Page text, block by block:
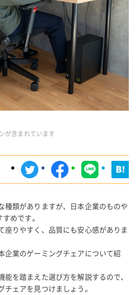
が含まれています
種類がありますが、日本企業のものや
めです。
座りやすく、品質にも安心感がありま
企業のゲーミングチェアについて紹
を踏まえた選び方を解説するので、
ェアを見つけましょう。